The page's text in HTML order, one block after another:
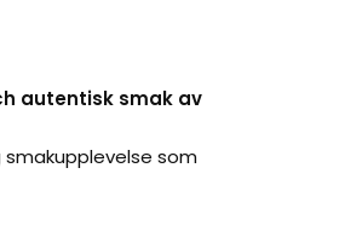
autentisk smak av
som